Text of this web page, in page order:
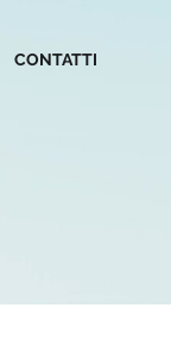
CONTATTI